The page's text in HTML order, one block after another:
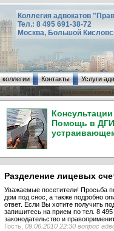
Коллегия адвокатов
Тел.: 8 495 691-38-72
Москва, Большой
Контакты Услуги
Помощь в ДГИ
Разделение лицевых
Уважаемые посетители! Просьба
дом под снос, а также подробно
ответ. Если Вы хотите получить
запишитесь на прием по тел. 8
законодательство и
Гость, 09.06.2010 22:30 вопрос